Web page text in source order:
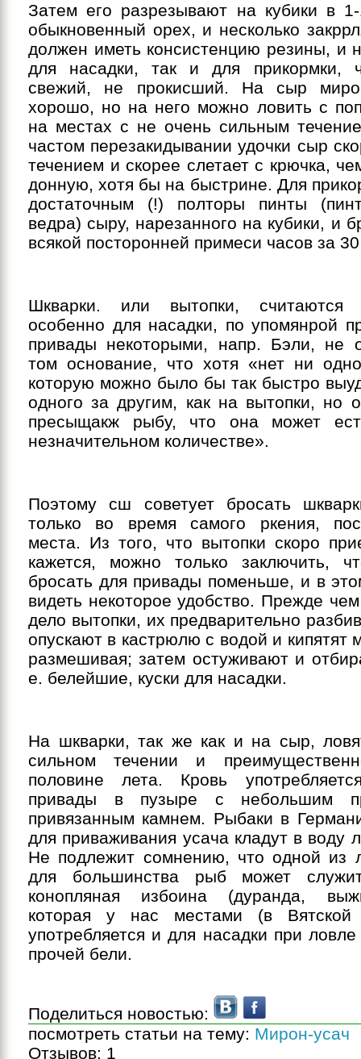
Затем его разрезывают на кубики в
обыкновенный орех, и несколько
должен иметь консистенцию резины, и
для насадки, так и для прикормки,
свежий, не прокисший. На сыр
хорошо, но на него можно ловить с
на местах с не очень сильным
частом перезакидывании удочки сыр
течением и скорее слетает с крючка,
донную, хотя бы на быстрине. Для
достаточным (!) полторы пинты
ведра) сыру, нарезанного на кубики, и
всякой посторонней примеси часов за
Шкварки. или вытопки,
особенно для насадки, по упомянрой
привады некоторыми, напр. Бэли, не
том основание, что хотя «нет ни
которую можно было бы так быстро
одного за другим, как на вытопки, но
пресыщакж рыбу, что она может
незначительном количестве».
Поэтому сш советует бросать
только во время самого ркения,
места. Из того, что вытопки скоро
кажется, можно только заключить,
бросать для привады поменьше, и в
видеть некоторое удобство. Прежде
дело вытопки, их предварительно
опускают в кастрюлю с водой и кипятят
размешивая; затем остуживают и
е. белейшие, куски для насадки.
На шкварки, так же как и на сыр,
сильном течении и
половине лета. Кровь
привады в пузыре с небольшим
привязанным камнем. Рыбаки в
для приваживания усача кладут в воду
Не подлежит сомнению, что одной из
для большинства рыб может
конопляная избоина (дуранда,
которая у нас местами (в
употребляется и для насадки при
прочей бели.
Поделиться новостью:
посмотреть статьи на тему: Мирон-усач
Отзывов: 1